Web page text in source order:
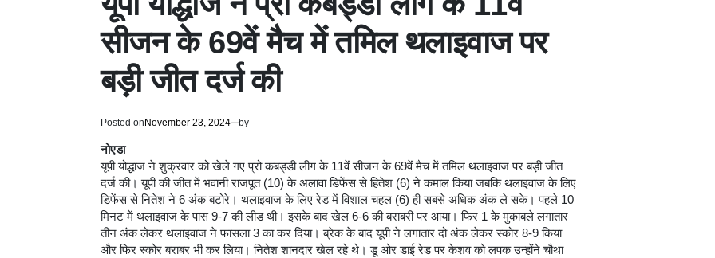
सीजन के 69वें मैच में तमिल थलाइवाज पर
बड़ी जीत दर्ज की
Posted on November 23, 2024 by
नोएडा
यूपी योद्धाज ने शुक्रवार को खेले गए प्रो कबड्डी लीग के 11वें सीजन के 69वें मैच में तमिल थलाइवाज पर बड़ी जीत
दर्ज की। यूपी की जीत में भवानी राजपूत (10) के अलावा डिफेंस से हितेश (6) ने कमाल किया जबकि थलाइवाज के लिए
डिफेंस से नितेश ने 6 अंक बटोरे। थलाइवाज के लिए रेड में विशाल चहल (6) ही सबसे अधिक अंक ले सके। पहले 10
मिनट में थलाइवाज के पास 9-7 की लीड थी। इसके बाद खेल 6-6 की बराबरी पर आया। फिर 1 के मुकाबले लगातार
तीन अंक लेकर थलाइवाज ने फासला 3 का कर दिया। ब्रेक के बाद यूपी ने लगातार दो अंक लेकर स्कोर 8-9 किया
और फिर स्कोर बराबर भी कर लिया। नितेश शानदार खेल रहे थे। डू ओर डाई रेड पर केशव को लपक उन्होंने चौथा